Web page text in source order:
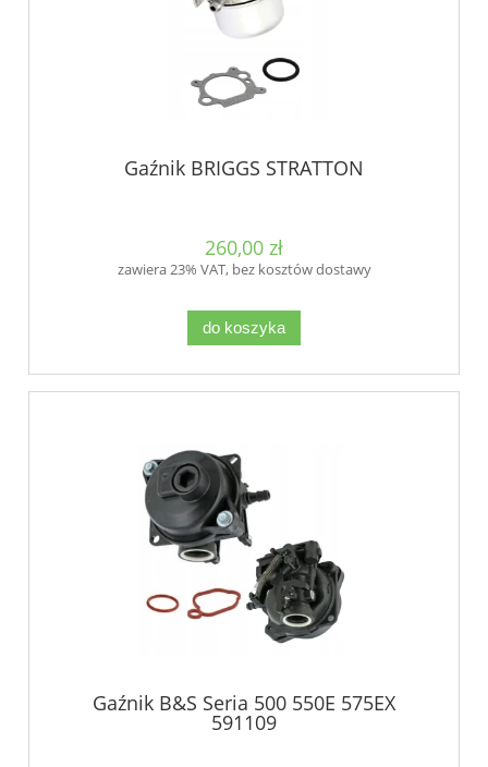
Gaźnik BRIGGS STRATTON
260,00 zł
zawiera 23% VAT, bez kosztów dostawy
do koszyka
Gaźnik B&S Seria 500 550E 575EX
591109